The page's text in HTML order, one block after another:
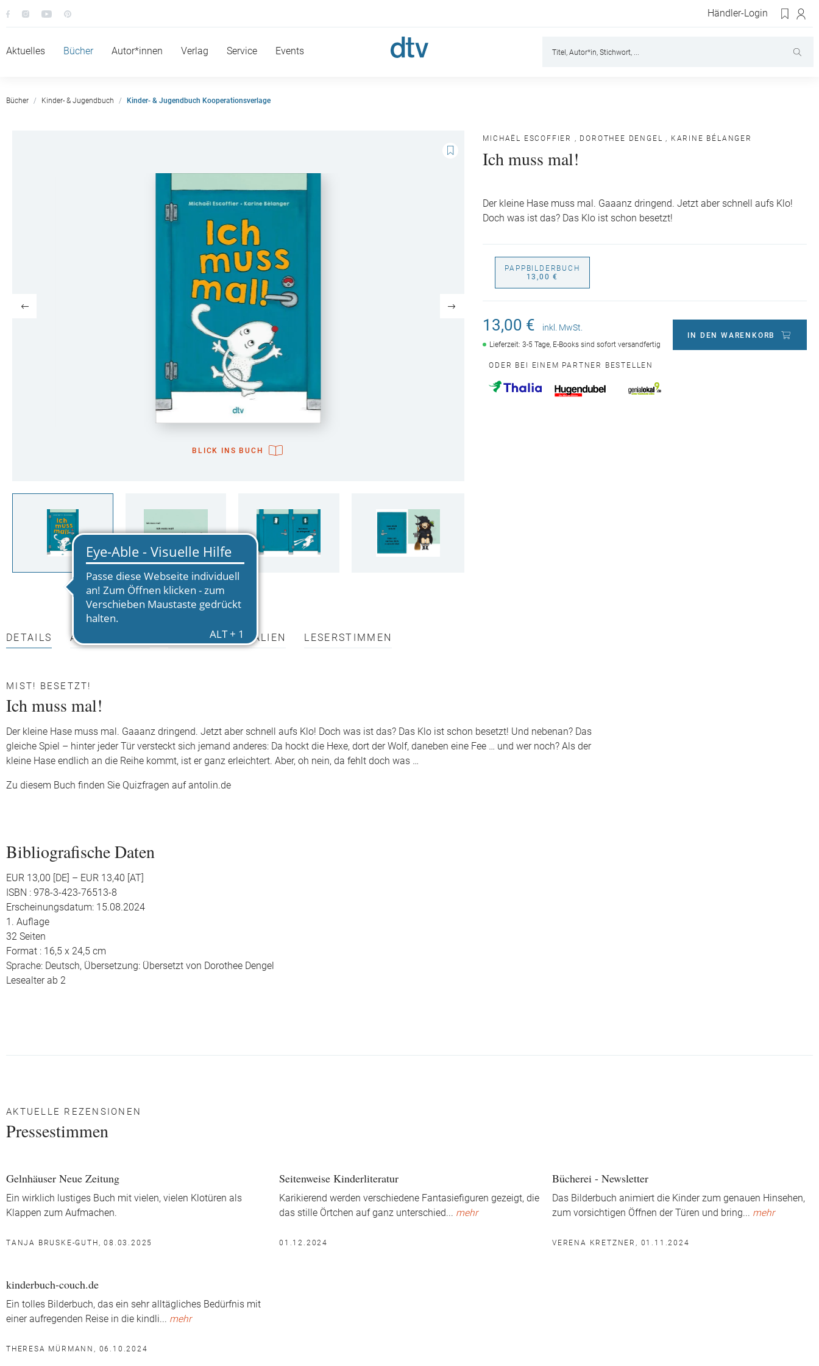
Händler-Login
Aktuelles Bücher Autor*innen Verlag Service Events
Bücher Kinder- & Jugendbuch Kinder- & Jugendbuch Kooperationsverlage
BLICK INS BUCH
MICHAËL ESCOFFIER , DOROTHEE DENGEL , KARINE BÉLANGER
Ich muss mal!
Der kleine Hase muss mal. Gaaanz dringend. Jetzt aber schnell aufs Klo!
Doch was ist das? Das Klo ist schon besetzt!
PAPPBILDERBUCH
13,00 €
13,00 € inkl. MwSt.
Lieferzeit: 3-5 Tage, E-Books sind sofort versandfertig
IN DEN WARENKORB
ODER BEI EINEM PARTNER BESTELLEN
DETAILS AUTOR*INNEN PRESSEMATERIALIEN LESERSTIMMEN
MIST! BESETZT!
Ich muss mal!
Der kleine Hase muss mal. Gaaanz dringend. Jetzt aber schnell aufs Klo! Doch was ist das? Das Klo ist schon besetzt! Und nebenan? Das
gleiche Spiel – hinter jeder Tür versteckt sich jemand anderes: Da hockt die Hexe, dort der Wolf, daneben eine Fee … und wer noch? Als der
kleine Hase endlich an die Reihe kommt, ist er ganz erleichtert. Aber, oh nein, da fehlt doch was …
Zu diesem Buch finden Sie Quizfragen auf antolin.de
Bibliografische Daten
EUR 13,00 [DE] – EUR 13,40 [AT]
ISBN : 978-3-423-76513-8
Erscheinungsdatum: 15.08.2024
1. Auflage
32 Seiten
Format : 16,5 x 24,5 cm
Sprache: Deutsch, Übersetzung: Übersetzt von Dorothee Dengel
Lesealter ab 2
AKTUELLE REZENSIONEN
Pressestimmen
Gelnhäuser Neue Zeitung
Ein wirklich lustiges Buch mit vielen, vielen Klotüren als
Klappen zum Aufmachen.
TANJA BRUSKE-GUTH, 08.03.2025
Seitenweise Kinderliteratur
Karikierend werden verschiedene Fantasiefiguren gezeigt, die
das stille Örtchen auf ganz unterschied... mehr
01.12.2024
Bücherei - Newsletter
Das Bilderbuch animiert die Kinder zum genauen Hinsehen,
zum vorsichtigen Öffnen der Türen und bring... mehr
VERENA KRETZNER, 01.11.2024
kinderbuch-couch.de
Ein tolles Bilderbuch, das ein sehr alltägliches Bedürfnis mit
einer aufregenden Reise in die kindli... mehr
THERESA MÜRMANN, 06.10.2024